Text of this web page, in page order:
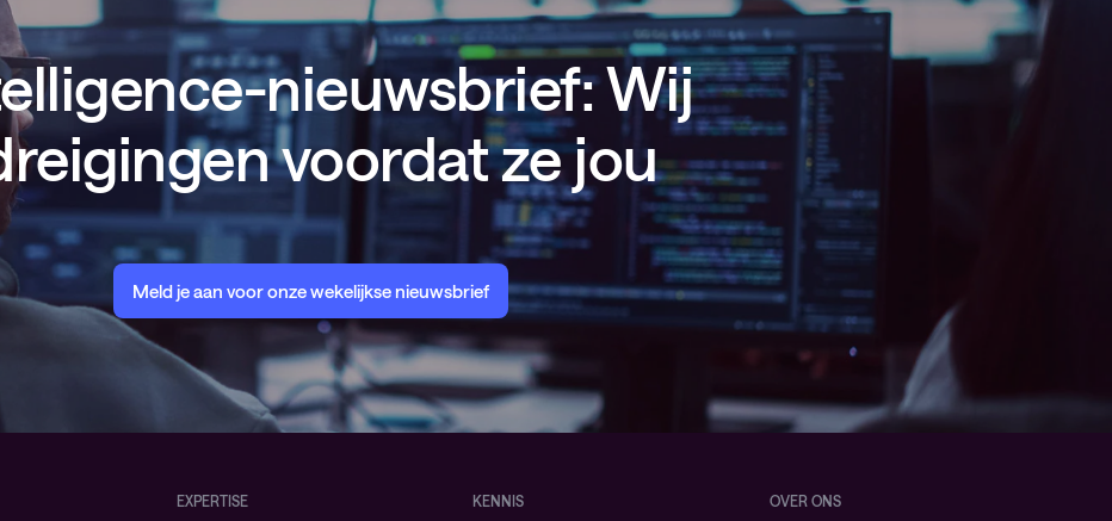
nieuwsbrief: Wij
voordat ze jou
Meld je aan voor onze wekelijkse nieuwsbrief
EXPERTISE KENNIS OVER ONS